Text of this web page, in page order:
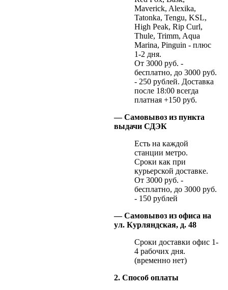
Maverick, Alexika,
Tatonka, Tengu, KSL,
High Peak, Rip Curl,
Thule, Trimm, Aqua
Marina, Pinguin - плюс
1-2 дня.
От 3000 руб. -
бесплатно, до 3000 руб.
- 250 рублей. Доставка
после 18:00 всегда
платная +150 руб.
— Самовывоз из пункта
выдачи СДЭК
Есть на каждой
станции метро.
Сроки как при
курьерской доставке.
От 3000 руб. -
бесплатно, до 3000 руб.
- 150 рублей
— Самовывоз из офиса на
ул. Курляндская, д. 48
Сроки доставки офис 1-
4 рабочих дня.
(временно нет)
2. Способ оплаты